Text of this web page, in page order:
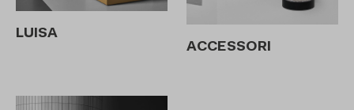
LUISA
ACCESSORI